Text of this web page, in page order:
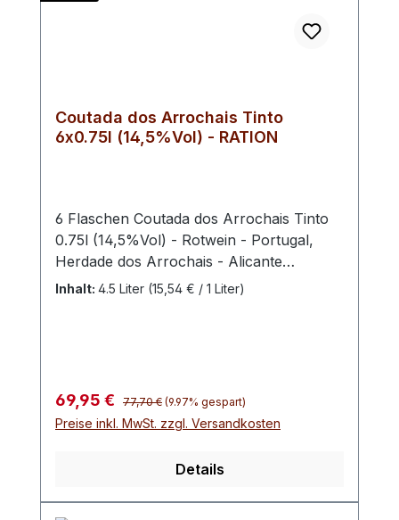
Coutada dos Arrochais Tinto
6x0.75l (14,5%Vol) - RATION
6 Flaschen Coutada dos Arrochais Tinto
0.75l (14,5%Vol) - Rotwein - Portugal,
Herdade dos Arrochais - Alicante
Bouschet, Alfrocheiro, Aragones,
Inhalt: 4.5 Liter (15,54 € / 1 Liter)
Verkaufspreis:
69,95 € Regulärer Preis:
77,70 € (9.97% gespart)
Preise inkl. MwSt. zzgl. Versandkosten
Details